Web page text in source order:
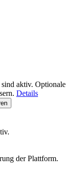
aktiv. Optionale
Details
der Plattform.